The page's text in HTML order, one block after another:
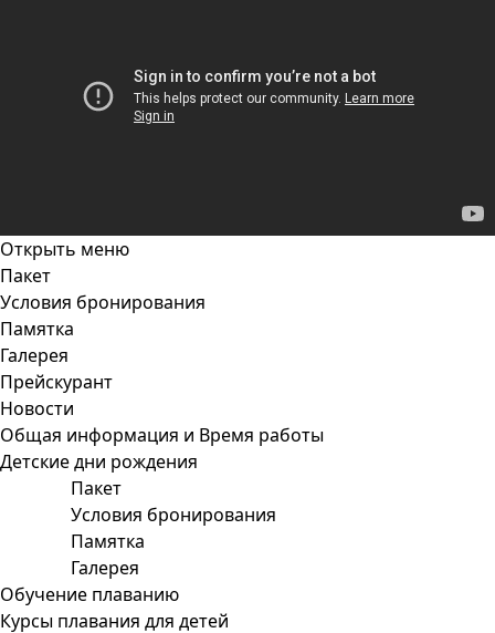
Открыть меню
Пакет
Условия бронирования
Памятка
Галерея
Прейскурант
Новости
Общая информация и Время работы
Детские дни рождения
Пакет
Условия бронирования
Памятка
Галерея
Обучение плаванию
Курсы плавания для детей